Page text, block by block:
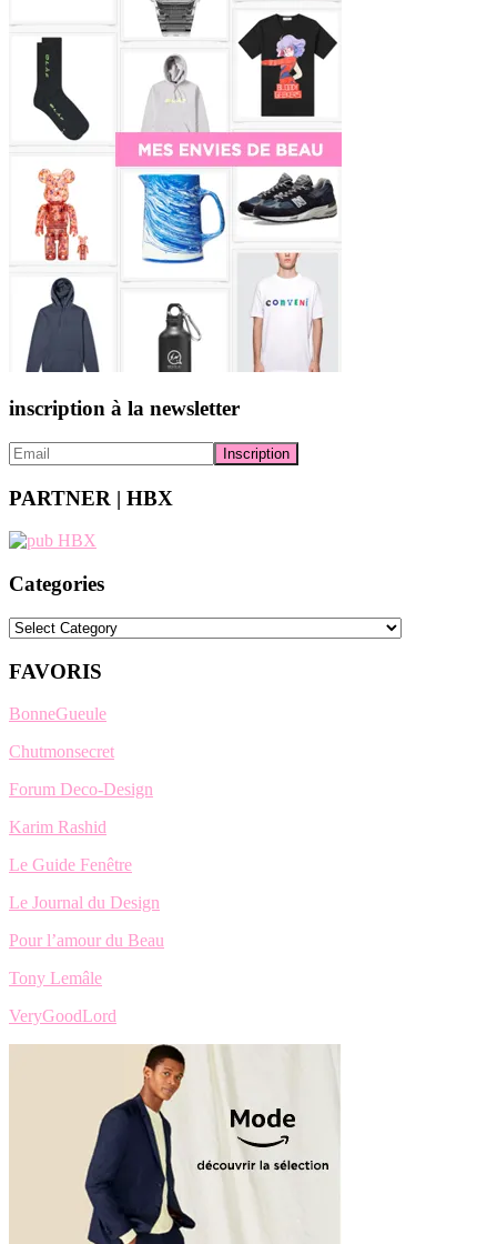
inscription à la newsletter
PARTNER | HBX
Categories
Categories
FAVORIS
BonneGueule
Chutmonsecret
Forum Deco-Design
Karim Rashid
Le Guide Fenêtre
Le Journal du Design
Pour l’amour du Beau
Tony Lemâle
VeryGoodLord